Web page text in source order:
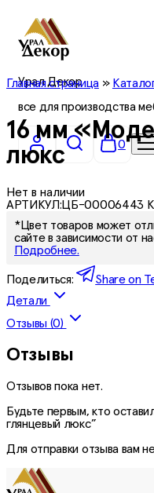
Урал Декор
все для производства
0
Главная страница»
16 мм
люкс
Нет в наличии
АРТИКУЛ:ЦБ-00006443
*Цвет товаров может
сайте в зависимости от
Подробнее.
Поделиться: Share on
Детали
Отзывы (0)
Отзывы
Отзывов пока нет.
Будьте первым, кто
глянцевый люкс”
Для отправки отзыва вам